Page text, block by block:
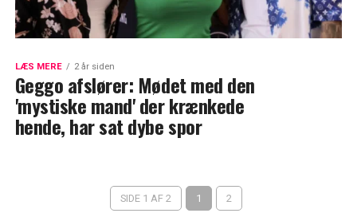
LÆS MERE 2 år siden
Geggo afslører: Mødet med den
'mystiske mand' der krænkede
hende, har sat dybe spor
SIDE 1 AF 2 1 2